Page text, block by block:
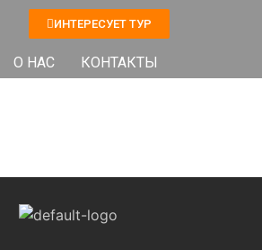
ИНТЕРЕСУЕТ ТУР
О НАС КОНТАКТЫ